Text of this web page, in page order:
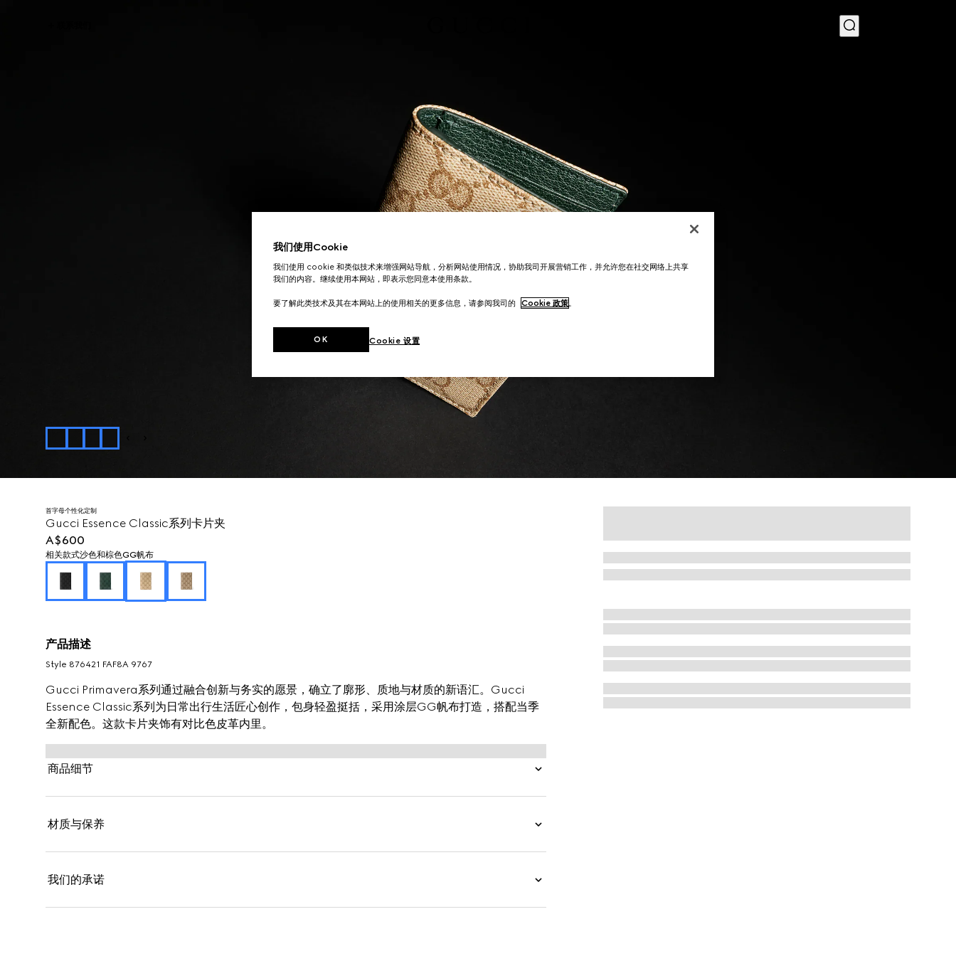
首字母个性化定制
Gucci Essence Classic系列卡片夹
A$600
相关款式沙色和棕色GG帆布
产品描述
Style ‎876421 FAF8A 9767
Gucci Primavera系列通过融合创新与务实的愿景，确立了廓形、质地与材质的新语汇。Gucci
Essence Classic系列为日常出行生活匠心创作，包身轻盈挺括，采用涂层GG帆布打造，搭配当季
全新配色。这款卡片夹饰有对比色皮革内里。
商品细节
材质与保养
我们的承诺
我们使用Cookie
我们使用 cookie 和类似技术来增强网站导航，分析网站使用情况，协助我司开展营销工作，并允许您在社交网络上共享
我们的内容。继续使用本网站，即表示您同意本使用条款。
要了解此类技术及其在本网站上的使用相关的更多信息，请参阅我司的 Cookie 政策。
Cookie 设置
OK